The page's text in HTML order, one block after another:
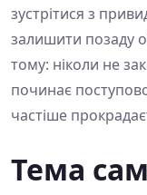
зустрітися з
залишити позаду
тому: ніколи не
починає
частіше
Тема